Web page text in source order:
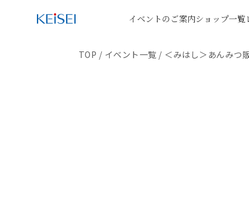
イベントのご案内ショップ一覧
TOP / イベント一覧 / ＜みはし＞あんみつ